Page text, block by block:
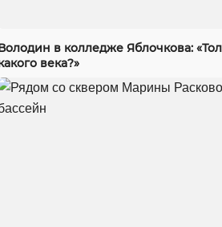
в колледже Яблочкова:
века?»